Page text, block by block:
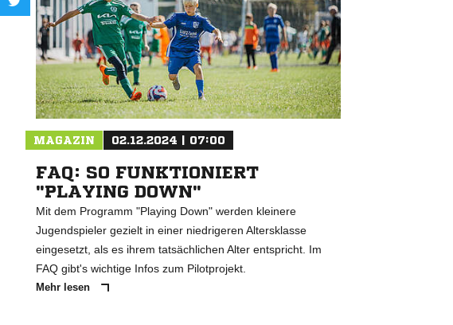
MAGAZIN 02.12.2024 | 07:00
FAQ: SO FUNKTIONIERT
"PLAYING DOWN"
Mit dem Programm "Playing Down" werden kleinere
Jugendspieler gezielt in einer niedrigeren Altersklasse
eingesetzt, als es ihrem tatsächlichen Alter entspricht. Im
FAQ gibt's wichtige Infos zum Pilotprojekt.
Mehr lesen